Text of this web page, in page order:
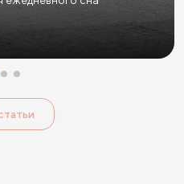
Тонкие жесткие матрасы